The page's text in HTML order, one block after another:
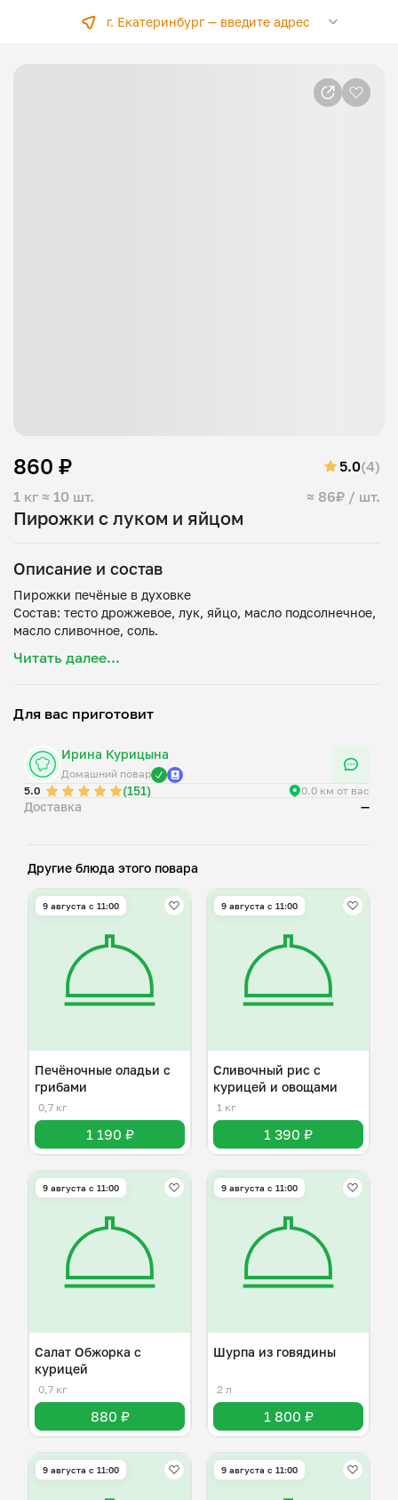
г. Екатеринбург —введите адрес
Пирожки с луком и яйцом
1 кг ≈ 10 шт. ≈ 86₽ / шт.
860 ₽ 5.0(4)
Описание и состав
Пирожки печёные в духовке
Состав: тесто дрожжевое, лук, яйцо, масло подсолнечное,
Читать далее...
Для вас приготовит
Ирина Курицына
Домашний повар
5.0
(151) 0.0 км от вас
Доставка —
Другие блюда этого повара
9 августа с 11:00
Печёночные оладьи с
грибами
0,7 кг
1 190 ₽
9 августа с 11:00
Сливочный рис с
курицей и овощами
1 кг
1 390 ₽
9 августа с 11:00
Салат Обжорка с
курицей
0,7 кг
880 ₽
9 августа с 11:00
Шурпа из говядины
2 л
1 800 ₽
9 августа с 11:00 9 августа с 11:00